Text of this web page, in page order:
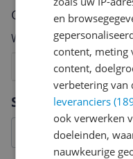
Specificaties
Cijfer
Welk cijfer geef jij dit
4
3
2
en
content, meting
content,
verbetering van
leveranciers
ook verwerken
doeleinden,
nauwkeurige